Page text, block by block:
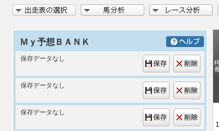
Ｍｙ予想ＢＡＮＫ
保存データなし
保存データなし
保存データなし
1